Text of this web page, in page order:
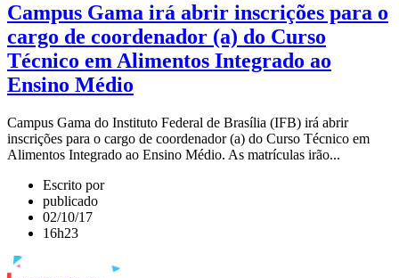
Campus Gama irá abrir inscrições para o
cargo de coordenador (a) do Curso
Técnico em Alimentos Integrado ao
Ensino Médio
Campus Gama do Instituto Federal de Brasília (IFB) irá abrir
inscrições para o cargo de coordenador (a) do Curso Técnico em
Alimentos Integrado ao Ensino Médio. As matrículas irão...
Escrito por
publicado
02/10/17
16h23